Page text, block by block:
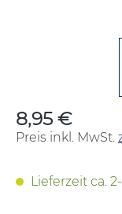
Regulärer Preis:
8,95 €
Preis inkl. MwSt.
Lieferzeit ca.